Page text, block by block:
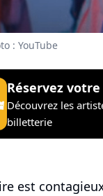
: YouTube
Réservez
Découvrez les
billetterie
est